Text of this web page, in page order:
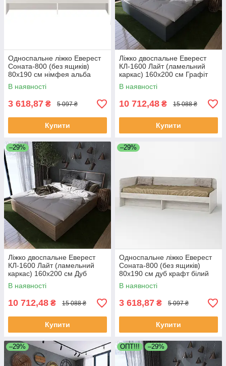
Односпальне ліжко Еверест
Соната-800 (без ящиків)
80х190 см німфея альба
(DTM-2471)
В наявності
3 618,87 ₴ 5 097 ₴
Купити
Ліжко двоспальне Еверест
КЛ-1600 Лайт (ламельний
каркас) 160х200 см Графіт
(DTM-4901)
В наявності
10 712,48 ₴ 15 088 ₴
Купити
–29%
Ліжко двоспальне Еверест
КЛ-1600 Лайт (ламельний
каркас) 160х200 см Дуб
сонома (DTM-4653)
В наявності
10 712,48 ₴ 15 088 ₴
Купити
–29%
Односпальне ліжко Еверест
Соната-800 (без ящиків)
80х190 см дуб крафт білий
(DTM-2671)
В наявності
3 618,87 ₴ 5 097 ₴
Купити
–29% OПТ!!! –29%